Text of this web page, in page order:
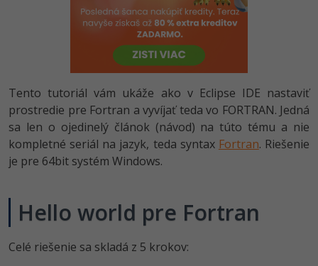
JavaScript -80%
C++
Swift -80%
-80%
VB.NET
SQL
Tento tutoriál vám ukáže ako v Eclipse IDE nastaviť
prostredie pre Fortran a vyvíjať teda vo FORTRAN. Jedná
sa len o ojedinelý článok (návod) na túto tému a nie
kompletné seriál na jazyk, teda syntax Fortran. Riešenie
je pre 64bit systém Windows.
Hello world pre Fortran
Celé riešenie sa skladá z 5 krokov: